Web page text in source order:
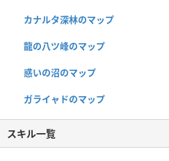
カナルタ深林のマップ
龍の八ツ峰のマップ
惑いの沼のマップ
ガライャドのマップ
スキル一覧